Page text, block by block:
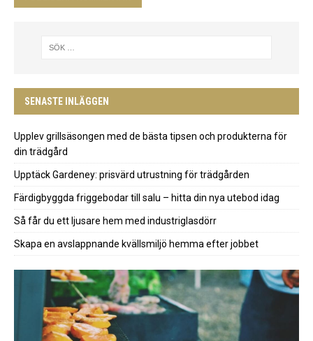
SENASTE INLÄGGEN
Upplev grillsäsongen med de bästa tipsen och produkterna för
din trädgård
Upptäck Gardeney: prisvärd utrustning för trädgården
Färdigbyggda friggebodar till salu – hitta din nya utebod idag
Så får du ett ljusare hem med industriglasdörr
Skapa en avslappnande kvällsmiljö hemma efter jobbet